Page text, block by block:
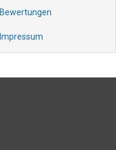
Bewertungen
Impressum